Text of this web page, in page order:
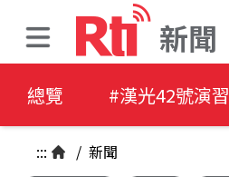
新聞
總覽 #漢光42號演習
::: / 新聞